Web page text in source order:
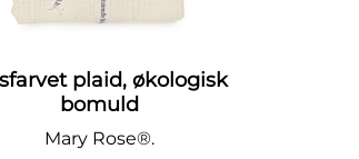
plaid, økologisk
bomuld
Mary Rose®.